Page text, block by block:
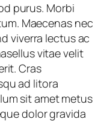
purus. Morbi
Maecenas nec
viverra lectus ac
vitae velit
Cras
ad litora
sit amet metus
dolor gravida